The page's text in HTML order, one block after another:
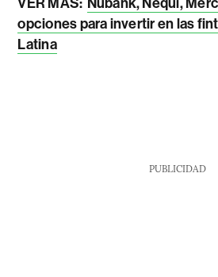
opciones para invertir en las
Latina
PUBLICIDAD